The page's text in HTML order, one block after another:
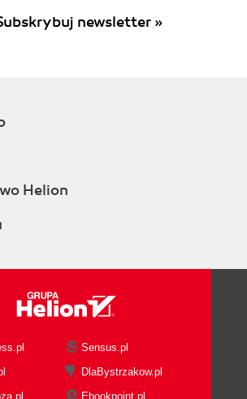
newsletter »
Helion
Sensus.pl
DlaBystrzakow.pl
Ebookpoint.pl